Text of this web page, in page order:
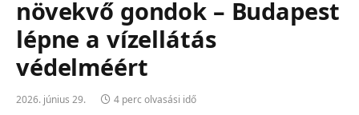
növekvő gondok – Budapest
lépne a vízellátás
védelméért
2026. június 29. 4 perc olvasási idő